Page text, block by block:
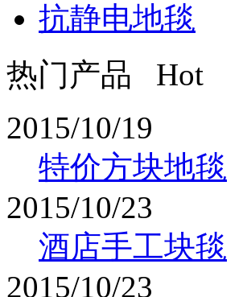
抗静电地毯
热门产品 Hot
2015/10/19
特价方块地毯
2015/10/23
酒店手工块毯
2015/10/23